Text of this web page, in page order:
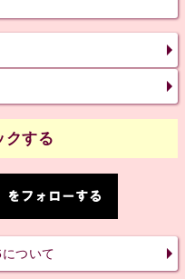
クする
ついて